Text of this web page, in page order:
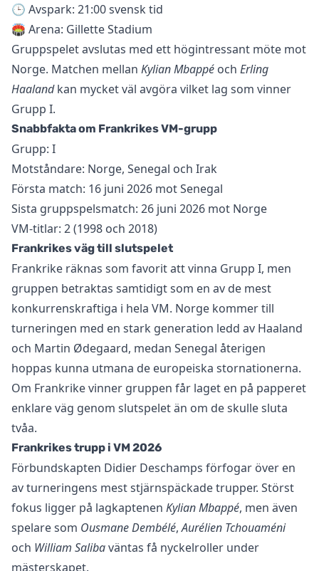
🕒 Avspark: 21:00 svensk tid
🏟️ Arena: Gillette Stadium
Gruppspelet avslutas med ett högintressant möte mot
Norge. Matchen mellan Kylian Mbappé och Erling
Haalandkan mycket väl avgöra vilket lag som vinner
Grupp I.
Snabbfakta om Frankrikes VM-grupp
Grupp: I
Motståndare: Norge, Senegal och Irak
Första match: 16 juni 2026 mot Senegal
Sista gruppspelsmatch: 26 juni 2026 mot Norge
VM-titlar: 2 (1998 och 2018)
Frankrikes väg till slutspelet
Frankrike räknas som favorit att vinna Grupp I, men
gruppen betraktas samtidigt som en av de mest
konkurrenskraftiga i hela VM. Norge kommer till
turneringen med en stark generation ledd av Haaland
och Martin Ødegaard, medan Senegal återigen
hoppas kunna utmana de europeiska stornationerna.
Om Frankrike vinner gruppen får laget en på papperet
enklare väg genom slutspelet än om de skulle sluta
tvåa.
Frankrikes trupp i VM 2026
Förbundskapten Didier Deschamps förfogar över en
av turneringens mest stjärnspäckade trupper. Störst
fokus ligger på lagkaptenen Kylian Mbappé, men även
spelare som Ousmane Dembélé,Aurélien Tchouaméni
och William Salibaväntas få nyckelroller under
mästerskapet.